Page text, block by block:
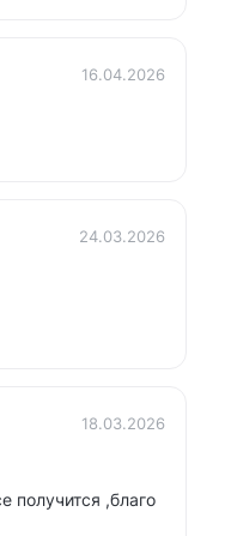
16.04.2026
24.03.2026
18.03.2026
получится ,благо